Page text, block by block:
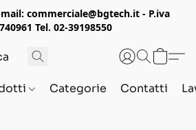
commerciale@bgtech.it - P.iva
Tel. 02-39198550
Categorie Contatti